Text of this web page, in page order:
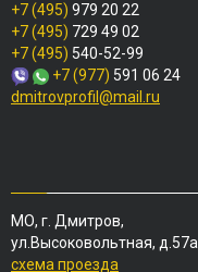
+7 (495) 979 20 22
+7 (495) 729 49 02
+7 (495) 540-52-99
+7 (977) 591 06 24
dmitrovprofil@mail.ru
МО, г. Дмитров,
ул.Высоковольтная, д.57а
схема проезда